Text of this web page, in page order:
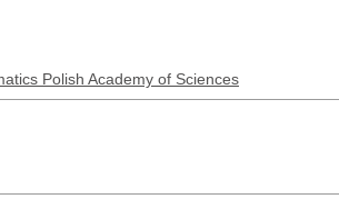
Polish Academy of Sciences